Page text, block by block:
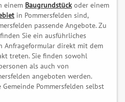
einem Baugrundstück oder einem
in Pommersfelden sind,
passende Angebote. Zu
Sie ein ausführliches
Anfrageformular direkt mit dem
treten. Sie finden sowohl
als auch von
angeboten werden.
Pommersfelden selbst